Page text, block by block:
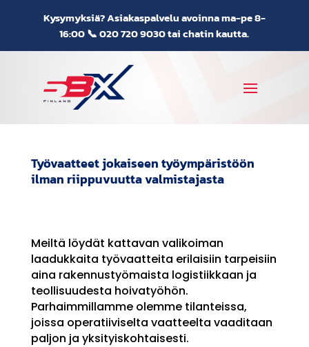
Kysymyksiä? Asiakaspalvelu avoinna ma-pe 8-
16:00 📞020 720 9030tai chatin kautta.
Työvaatteet jokaiseen työympäristöön
ilman riippuvuutta valmistajasta
Meiltä löydät kattavan valikoiman
laadukkaita työvaatteita erilaisiin tarpeisiin
aina rakennustyömaista logistiikkaan ja
teollisuudesta hoivatyöhön.
Parhaimmillamme olemme tilanteissa,
joissa operatiiviselta vaatteelta vaaditaan
paljon ja yksityiskohtaisesti.